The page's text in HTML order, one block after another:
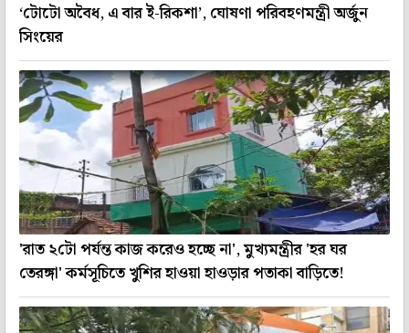
‘টোটো অবৈধ, এ বার ই-রিকশা’, ঘোষণা পরিবহণমন্ত্রী অর্জুন
সিংয়ের
'রাত ২টো পর্যন্ত কাজ করেও হচ্ছে না', মুখ্যমন্ত্রীর 'হর ঘর
তেরঙ্গা' কর্মসূচিতে খুশির হাওয়া হাওড়ার পতাকা বাড়িতে!